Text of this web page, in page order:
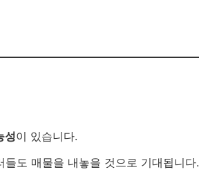
성이 있습니다.
도 매물을 내놓을 것으로 기대됩니다.